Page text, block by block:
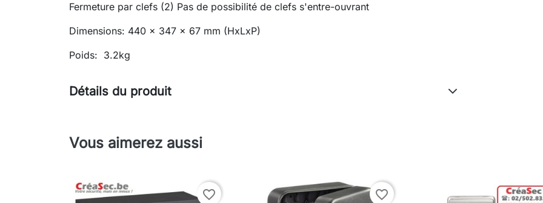
Fermeture par clefs (2) Pas de possibilité de clefs s'entre-ouvrant
Dimensions: 440 x 347 x 67 mm (HxLxP)
Poids: 3.2kg
Détails du produit
Vous aimerez aussi
favorite_border favorite_border